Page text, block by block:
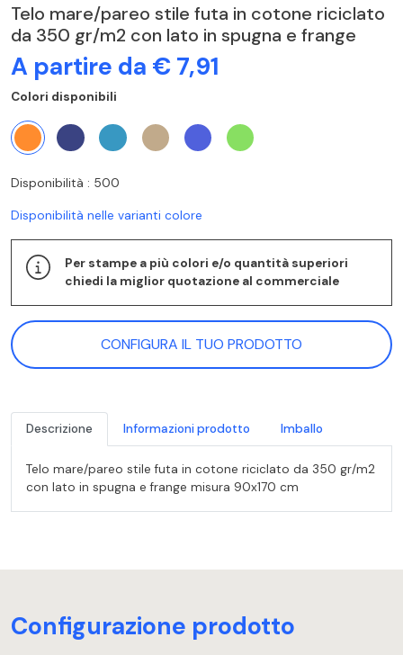
Telo mare/pareo stile futa in cotone riciclato
da 350 gr/m2 con lato in spugna e frange
A partire da € 7,91
Colori disponibili
Disponibilità : 500
Disponibilità nelle varianti colore
Per stampe a più colori e/o quantità superiori
chiedi la miglior quotazione al commerciale
CONFIGURA IL TUO PRODOTTO
Descrizione Informazioni prodotto Imballo
Telo mare/pareo stile futa in cotone riciclato da 350 gr/m2
con lato in spugna e frange misura 90x170 cm
Configurazione prodotto